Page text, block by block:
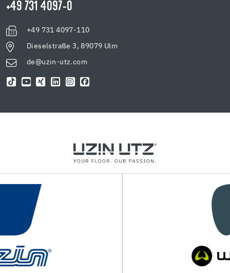
+49 731 4097-0
+49 731 4097-110
Dieselstraße 3, 89079 Ulm
de@uzin-utz.com